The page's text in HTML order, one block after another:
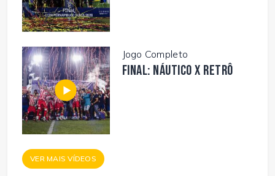
Jogo Completo
FINAL: NÁUTICO X RETRÔ
VER MAIS VÍDEOS